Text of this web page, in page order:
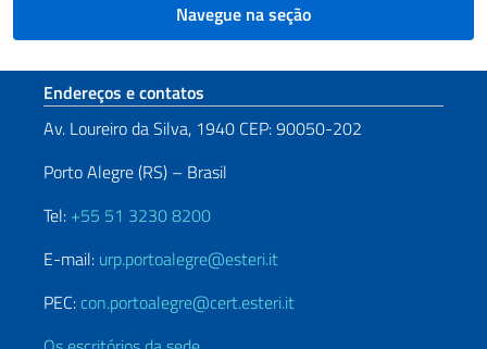
Navegue na seção
Seção de rodapé
Endereços e contatos
Av. Loureiro da Silva, 1940 CEP: 90050-202
Porto Alegre (RS) – Brasil
Tel: +55 51 3230 8200
E-mail: urp.portoalegre@esteri.it
PEC: con.portoalegre@cert.esteri.it